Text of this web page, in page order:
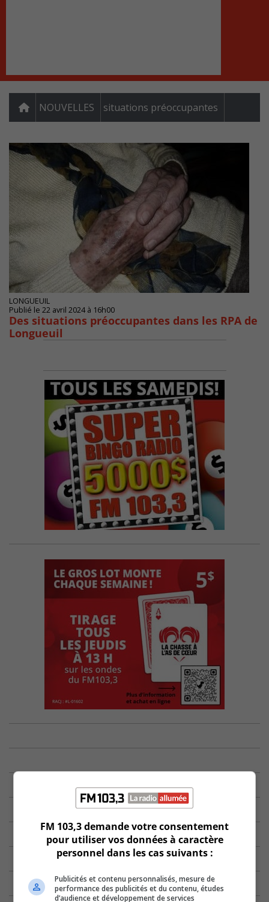
NOUVELLES situations préoccupantes
LONGUEUIL
Publié le 22 avril 2024 à 16h00
Des situations préoccupantes dans les RPA de
Longueuil
FM 103,3 demande votre consentement
pour utiliser vos données à caractère
personnel dans les cas suivants :
Publicités et contenu personnalisés, mesure de
performance des publicités et du contenu, études
d’audience et développement de services